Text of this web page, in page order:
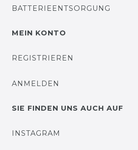
BATTERIEENTSORGUNG
MEIN KONTO
REGISTRIEREN
ANMELDEN
SIE FINDEN UNS AUCH AUF
INSTAGRAM